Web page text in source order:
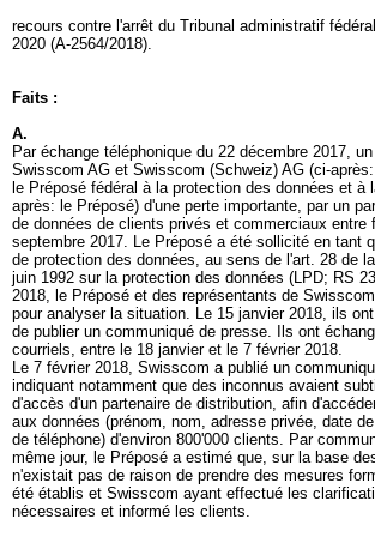
recours contre l'arrêt du Tribunal administratif
2020 (A-2564/2018).
Faits :
A.
Par échange téléphonique du 22 décembre 2017,
Swisscom AG et Swisscom (Schweiz) AG (ci-
le Préposé fédéral à la protection des données et à
après: le Préposé) d'une perte importante, par un
de données de clients privés et commerciaux entre
septembre 2017. Le Préposé a été sollicité en tant
de protection des données, au sens de l'art. 28 de
juin 1992 sur la protection des données (LPD; RS
2018, le Préposé et des représentants de
pour analyser la situation. Le 15 janvier 2018, ils
de publier un communiqué de presse. Ils ont
courriels, entre le 18 janvier et le 7 février 2018.
Le 7 février 2018, Swisscom a publié un
indiquant notamment que des inconnus avaient
d'accès d'un partenaire de distribution, afin
aux données (prénom, nom, adresse privée, date
de téléphone) d'environ 800'000 clients. Par
même jour, le Préposé a estimé que, sur la base
n'existait pas de raison de prendre des mesures
été établis et Swisscom ayant effectué les
nécessaires et informé les clients.